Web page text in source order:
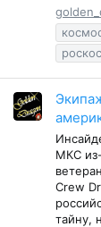
МКС
Crew
тайну,